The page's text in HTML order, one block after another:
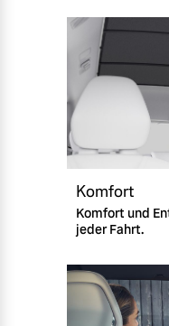
Komfort
Komfort und
jeder Fahrt.